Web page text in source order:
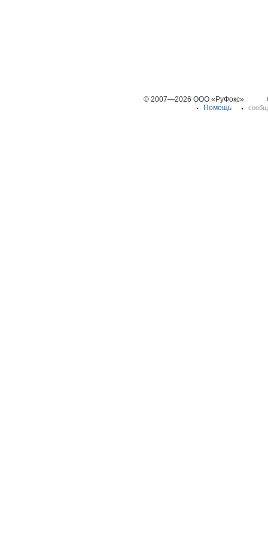
© 2007—2026 ООО «РуФокс»
Помощь